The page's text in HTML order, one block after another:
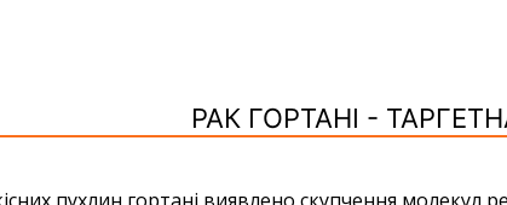
РАК ГОРТАНІ -
пухлин гортані виявлено скупчення молекул